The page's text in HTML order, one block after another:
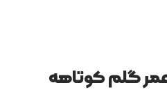
گلم کوتاهه